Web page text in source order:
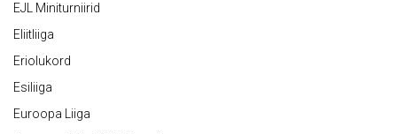
EJL Miniturniirid
Eliitliiga
Eriolukord
Esiliiga
Euroopa Liiga